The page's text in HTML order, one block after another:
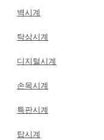
벽시계
탁상시계
디지털시계
손목시계
특판시계
탑시계